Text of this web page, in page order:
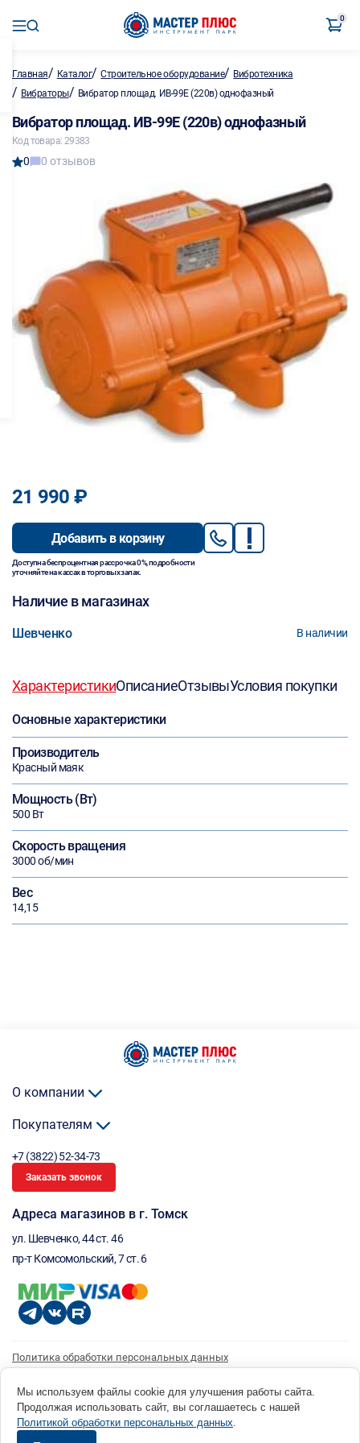
0
Главная/ Каталог/Строительное оборудование/ Вибротехника
/ Вибраторы/ Вибратор площад. ИВ-99Е (220в) однофазный
Вибратор площад. ИВ-99Е (220в) однофазный
Код товара: 29383
0 0 отзывов
21 990 ₽
Добавить в корзину
Доступна беспроцентная рассрочка 0%, подробности
уточняйте на кассах в торговых залах.
Наличие в магазинах
Шевченко В наличии
ХарактеристикиОписаниеОтзывыУсловия покупки
Основные характеристики
Производитель
Красный маяк
Мощность (Вт)
500 Вт
Скорость вращения
3000 об/мин
Вес
14,15
О компании
Покупателям
+7 (3822) 52-34-73
Заказать звонок
Адреса магазинов в г. Томск
ул. Шевченко, 44 ст. 46
пр-т Комсомольский, 7 ст. 6
Политика обработки персональных данных
Согласие на получение рассылки
© 1996 - 2026 инструмент парк «Мастер Плюс» Россия, г. Томск, ул. Шевченко, 44 ст. 46, (3822) 52-34-
73 okp@masterplus.tomsk.ru ИП Брусницын Д.Н. ИНН 701700002741
Мы используем файлы cookie для улучшения работы сайта.
Продолжая использовать сайт, вы соглашаетесь с нашей
Политикой обработки персональных данных.